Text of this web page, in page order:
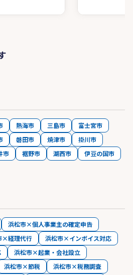
熱海市 三島市
富士宮市
磐田市 焼津市
掛川市
市 裾野市 湖西市
伊豆の国市
浜松市×個人事業主の確定申告
×経理代行
浜松市×インボイス対応
浜松市×起業・会社設立
浜松市×節税
浜松市×税務調査